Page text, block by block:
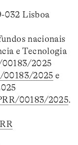
032 Lisboa
nacionais
e Tecnologia
2025
2025 e
00183/2025.